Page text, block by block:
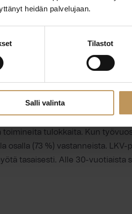
heidän palvelujaan.
Tilastot
Salli valinta
(26 %) ja
LVV-pätevyyden oli suorittanut
hyväksymän
tulokkaita. Kun
osalla (73 %) vastanneista.
tasaisesti. Alle 30-vuotiaista